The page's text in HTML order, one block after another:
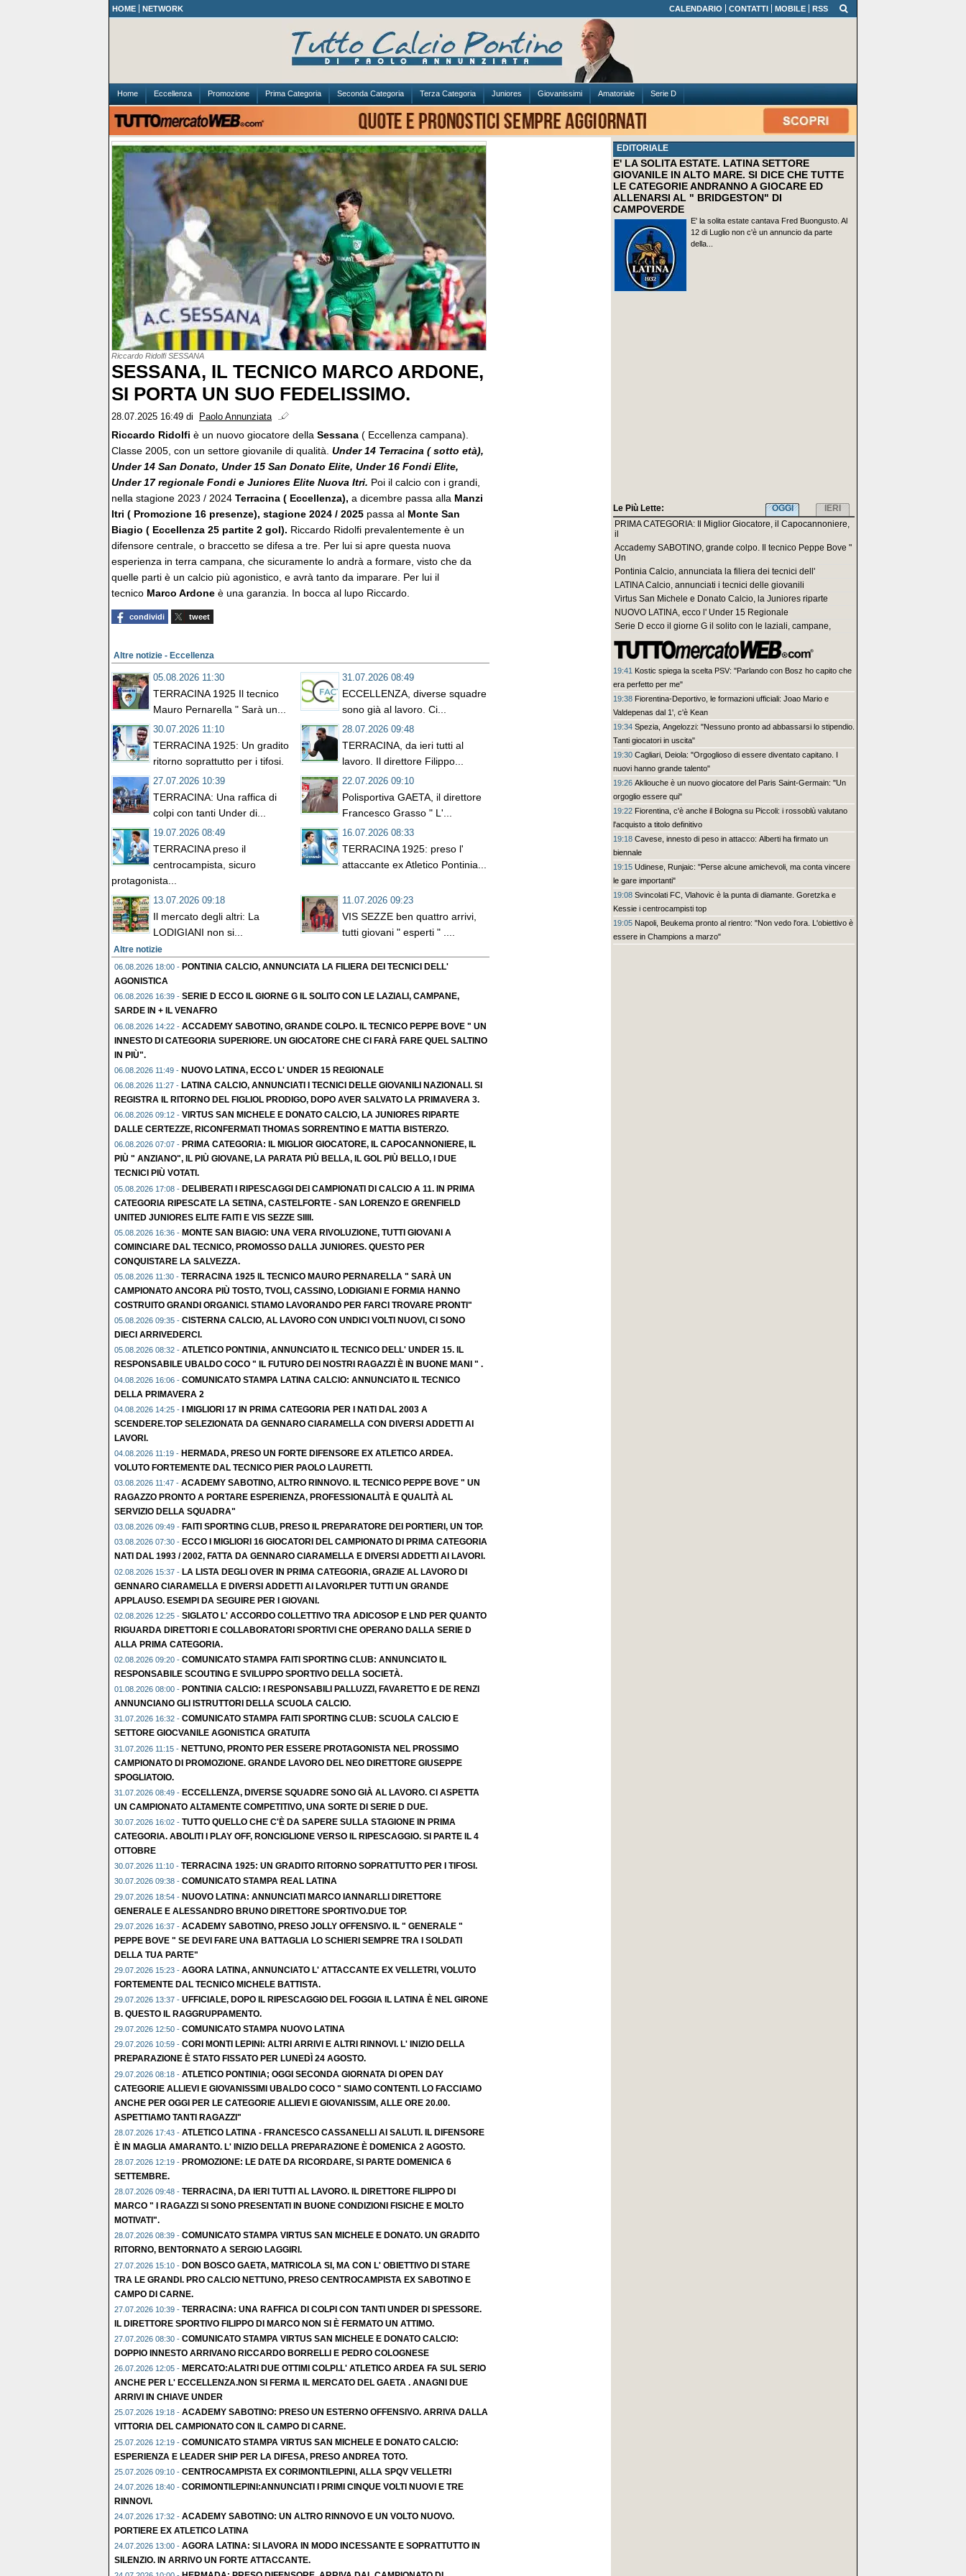
HOME NETWORK CALENDARIO CONTATTI MOBILE RSS
Home Eccellenza Promozione Prima Categoria Seconda Categoria Terza Categoria Juniores Giovanissimi Amatoriale Serie D
Riccardo Ridolfi SESSANA
SESSANA, IL TECNICO MARCO ARDONE,
SI PORTA UN SUO FEDELISSIMO.
28.07.2025 16:49 di Paolo Annunziata
Riccardo Ridolfi è un nuovo giocatore della Sessana ( Eccellenza campana).
Classe 2005, con un settore giovanile di qualità. Under 14 Terracina ( sotto età),
Under 14 San Donato, Under 15 San Donato Elite, Under 16 Fondi Elite,
Under 17 regionale Fondi e Juniores Elite Nuova Itri. Poi il calcio con i grandi,
nella stagione 2023 / 2024 Terracina ( Eccellenza), a dicembre passa alla Manzi
Itri ( Promozione 16 presenze), stagione 2024 / 2025 passa al Monte San
Biagio ( Eccellenza 25 partite 2 gol). Riccardo Ridolfi prevalentemente è un
difensore centrale, o braccetto se difesa a tre. Per lui si apre questa nuova
esperienza in terra campana, che sicuramente lo andrà a formare, visto che da
quelle parti è un calcio più agonistico, e avrà tanto da imparare. Per lui il
tecnico Marco Ardone è una garanzia. In bocca al lupo Riccardo.
condividi tweet
Altre notizie - Eccellenza
05.08.2026 11:30
TERRACINA 1925 Il tecnico
Mauro Pernarella " Sarà un...
31.07.2026 08:49
ECCELLENZA, diverse squadre
sono già al lavoro. Ci...
30.07.2026 11:10
TERRACINA 1925: Un gradito
ritorno soprattutto per i tifosi.
28.07.2026 09:48
TERRACINA, da ieri tutti al
lavoro. Il direttore Filippo...
27.07.2026 10:39
TERRACINA: Una raffica di
colpi con tanti Under di...
22.07.2026 09:10
Polisportiva GAETA, il direttore
Francesco Grasso " L'...
19.07.2026 08:49
TERRACINA preso il
centrocampista, sicuro
protagonista...
16.07.2026 08:33
TERRACINA 1925: preso l'
attaccante ex Atletico Pontinia...
13.07.2026 09:18
Il mercato degli altri: La
LODIGIANI non si...
11.07.2026 09:23
VIS SEZZE ben quattro arrivi,
tutti giovani " esperti " ....
Altre notizie
06.08.2026 18:00 - PONTINIA CALCIO, ANNUNCIATA LA FILIERA DEI TECNICI DELL'
AGONISTICA
06.08.2026 16:39 - SERIE D ECCO IL GIORNE G IL SOLITO CON LE LAZIALI, CAMPANE,
SARDE IN + IL VENAFRO
06.08.2026 14:22 - ACCADEMY SABOTINO, GRANDE COLPO. IL TECNICO PEPPE BOVE " UN
INNESTO DI CATEGORIA SUPERIORE. UN GIOCATORE CHE CI FARÀ FARE QUEL SALTINO
IN PIÙ".
06.08.2026 11:49 - NUOVO LATINA, ECCO L' UNDER 15 REGIONALE
06.08.2026 11:27 - LATINA CALCIO, ANNUNCIATI I TECNICI DELLE GIOVANILI NAZIONALI. SI
REGISTRA IL RITORNO DEL FIGLIOL PRODIGO, DOPO AVER SALVATO LA PRIMAVERA 3.
06.08.2026 09:12 - VIRTUS SAN MICHELE E DONATO CALCIO, LA JUNIORES RIPARTE
DALLE CERTEZZE, RICONFERMATI THOMAS SORRENTINO E MATTIA BISTERZO.
06.08.2026 07:07 - PRIMA CATEGORIA: IL MIGLIOR GIOCATORE, IL CAPOCANNONIERE, IL
PIÙ " ANZIANO", IL PIÙ GIOVANE, LA PARATA PIÙ BELLA, IL GOL PIÙ BELLO, I DUE
TECNICI PIÙ VOTATI.
05.08.2026 17:08 - DELIBERATI I RIPESCAGGI DEI CAMPIONATI DI CALCIO A 11. IN PRIMA
CATEGORIA RIPESCATE LA SETINA, CASTELFORTE - SAN LORENZO E GRENFIELD
UNITED JUNIORES ELITE FAITI E VIS SEZZE SIIII.
05.08.2026 16:36 - MONTE SAN BIAGIO: UNA VERA RIVOLUZIONE, TUTTI GIOVANI A
COMINCIARE DAL TECNICO, PROMOSSO DALLA JUNIORES. QUESTO PER
CONQUISTARE LA SALVEZZA.
05.08.2026 11:30 - TERRACINA 1925 IL TECNICO MAURO PERNARELLA " SARÀ UN
CAMPIONATO ANCORA PIÙ TOSTO, TVOLI, CASSINO, LODIGIANI E FORMIA HANNO
COSTRUITO GRANDI ORGANICI. STIAMO LAVORANDO PER FARCI TROVARE PRONTI"
05.08.2026 09:35 - CISTERNA CALCIO, AL LAVORO CON UNDICI VOLTI NUOVI, CI SONO
DIECI ARRIVEDERCI.
05.08.2026 08:32 - ATLETICO PONTINIA, ANNUNCIATO IL TECNICO DELL' UNDER 15. IL
RESPONSABILE UBALDO COCO " IL FUTURO DEI NOSTRI RAGAZZI È IN BUONE MANI " .
04.08.2026 16:06 - COMUNICATO STAMPA LATINA CALCIO: ANNUNCIATO IL TECNICO
DELLA PRIMAVERA 2
04.08.2026 14:25 - I MIGLIORI 17 IN PRIMA CATEGORIA PER I NATI DAL 2003 A
SCENDERE.TOP SELEZIONATA DA GENNARO CIARAMELLA CON DIVERSI ADDETTI AI
LAVORI.
04.08.2026 11:19 - HERMADA, PRESO UN FORTE DIFENSORE EX ATLETICO ARDEA.
VOLUTO FORTEMENTE DAL TECNICO PIER PAOLO LAURETTI.
03.08.2026 11:47 - ACADEMY SABOTINO, ALTRO RINNOVO. IL TECNICO PEPPE BOVE " UN
RAGAZZO PRONTO A PORTARE ESPERIENZA, PROFESSIONALITÀ E QUALITÀ AL
SERVIZIO DELLA SQUADRA"
03.08.2026 09:49 - FAITI SPORTING CLUB, PRESO IL PREPARATORE DEI PORTIERI, UN TOP.
03.08.2026 07:30 - ECCO I MIGLIORI 16 GIOCATORI DEL CAMPIONATO DI PRIMA CATEGORIA
NATI DAL 1993 / 2002, FATTA DA GENNARO CIARAMELLA E DIVERSI ADDETTI AI LAVORI.
02.08.2026 15:37 - LA LISTA DEGLI OVER IN PRIMA CATEGORIA, GRAZIE AL LAVORO DI
GENNARO CIARAMELLA E DIVERSI ADDETTI AI LAVORI.PER TUTTI UN GRANDE
APPLAUSO. ESEMPI DA SEGUIRE PER I GIOVANI.
02.08.2026 12:25 - SIGLATO L' ACCORDO COLLETTIVO TRA ADICOSOP E LND PER QUANTO
RIGUARDA DIRETTORI E COLLABORATORI SPORTIVI CHE OPERANO DALLA SERIE D
ALLA PRIMA CATEGORIA.
02.08.2026 09:20 - COMUNICATO STAMPA FAITI SPORTING CLUB: ANNUNCIATO IL
RESPONSABILE SCOUTING E SVILUPPO SPORTIVO DELLA SOCIETÀ.
01.08.2026 08:00 - PONTINIA CALCIO: I RESPONSABILI PALLUZZI, FAVARETTO E DE RENZI
ANNUNCIANO GLI ISTRUTTORI DELLA SCUOLA CALCIO.
31.07.2026 16:32 - COMUNICATO STAMPA FAITI SPORTING CLUB: SCUOLA CALCIO E
SETTORE GIOCVANILE AGONISTICA GRATUITA
31.07.2026 11:15 - NETTUNO, PRONTO PER ESSERE PROTAGONISTA NEL PROSSIMO
CAMPIONATO DI PROMOZIONE. GRANDE LAVORO DEL NEO DIRETTORE GIUSEPPE
SPOGLIATOIO.
31.07.2026 08:49 - ECCELLENZA, DIVERSE SQUADRE SONO GIÀ AL LAVORO. CI ASPETTA
UN CAMPIONATO ALTAMENTE COMPETITIVO, UNA SORTE DI SERIE D DUE.
30.07.2026 16:02 - TUTTO QUELLO CHE C'È DA SAPERE SULLA STAGIONE IN PRIMA
CATEGORIA. ABOLITI I PLAY OFF, RONCIGLIONE VERSO IL RIPESCAGGIO. SI PARTE IL 4
OTTOBRE
30.07.2026 11:10 - TERRACINA 1925: UN GRADITO RITORNO SOPRATTUTTO PER I TIFOSI.
30.07.2026 09:38 - COMUNICATO STAMPA REAL LATINA
29.07.2026 18:54 - NUOVO LATINA: ANNUNCIATI MARCO IANNARLLI DIRETTORE
GENERALE E ALESSANDRO BRUNO DIRETTORE SPORTIVO.DUE TOP.
29.07.2026 16:37 - ACADEMY SABOTINO, PRESO JOLLY OFFENSIVO. IL " GENERALE "
PEPPE BOVE " SE DEVI FARE UNA BATTAGLIA LO SCHIERI SEMPRE TRA I SOLDATI
DELLA TUA PARTE"
29.07.2026 15:23 - AGORA LATINA, ANNUNCIATO L' ATTACCANTE EX VELLETRI, VOLUTO
FORTEMENTE DAL TECNICO MICHELE BATTISTA.
29.07.2026 13:37 - UFFICIALE, DOPO IL RIPESCAGGIO DEL FOGGIA IL LATINA È NEL GIRONE
B. QUESTO IL RAGGRUPPAMENTO.
29.07.2026 12:50 - COMUNICATO STAMPA NUOVO LATINA
29.07.2026 10:59 - CORI MONTI LEPINI: ALTRI ARRIVI E ALTRI RINNOVI. L' INIZIO DELLA
PREPARAZIONE È STATO FISSATO PER LUNEDÌ 24 AGOSTO.
29.07.2026 08:18 - ATLETICO PONTINIA; OGGI SECONDA GIORNATA DI OPEN DAY
CATEGORIE ALLIEVI E GIOVANISSIMI UBALDO COCO " SIAMO CONTENTI. LO FACCIAMO
ANCHE PER OGGI PER LE CATEGORIE ALLIEVI E GIOVANISSIM, ALLE ORE 20.00.
ASPETTIAMO TANTI RAGAZZI"
28.07.2026 17:43 - ATLETICO LATINA - FRANCESCO CASSANELLI AI SALUTI. IL DIFENSORE
È IN MAGLIA AMARANTO. L' INIZIO DELLA PREPARAZIONE È DOMENICA 2 AGOSTO.
28.07.2026 12:19 - PROMOZIONE: LE DATE DA RICORDARE, SI PARTE DOMENICA 6
SETTEMBRE.
28.07.2026 09:48 - TERRACINA, DA IERI TUTTI AL LAVORO. IL DIRETTORE FILIPPO DI
MARCO " I RAGAZZI SI SONO PRESENTATI IN BUONE CONDIZIONI FISICHE E MOLTO
MOTIVATI".
28.07.2026 08:39 - COMUNICATO STAMPA VIRTUS SAN MICHELE E DONATO. UN GRADITO
RITORNO, BENTORNATO A SERGIO LAGGIRI.
27.07.2026 15:10 - DON BOSCO GAETA, MATRICOLA SI, MA CON L' OBIETTIVO DI STARE
TRA LE GRANDI. PRO CALCIO NETTUNO, PRESO CENTROCAMPISTA EX SABOTINO E
CAMPO DI CARNE.
27.07.2026 10:39 - TERRACINA: UNA RAFFICA DI COLPI CON TANTI UNDER DI SPESSORE.
IL DIRETTORE SPORTIVO FILIPPO DI MARCO NON SI È FERMATO UN ATTIMO.
27.07.2026 08:30 - COMUNICATO STAMPA VIRTUS SAN MICHELE E DONATO CALCIO:
DOPPIO INNESTO ARRIVANO RICCARDO BORRELLI E PEDRO COLOGNESE
26.07.2026 12:05 - MERCATO:ALATRI DUE OTTIMI COLPI.L' ATLETICO ARDEA FA SUL SERIO
ANCHE PER L' ECCELLENZA.NON SI FERMA IL MERCATO DEL GAETA . ANAGNI DUE
ARRIVI IN CHIAVE UNDER
25.07.2026 19:18 - ACADEMY SABOTINO: PRESO UN ESTERNO OFFENSIVO. ARRIVA DALLA
VITTORIA DEL CAMPIONATO CON IL CAMPO DI CARNE.
25.07.2026 12:19 - COMUNICATO STAMPA VIRTUS SAN MICHELE E DONATO CALCIO:
ESPERIENZA E LEADER SHIP PER LA DIFESA, PRESO ANDREA TOTO.
25.07.2026 09:10 - CENTROCAMPISTA EX CORIMONTILEPINI, ALLA SPQV VELLETRI
24.07.2026 18:40 - CORIMONTILEPINI:ANNUNCIATI I PRIMI CINQUE VOLTI NUOVI E TRE
RINNOVI.
24.07.2026 17:32 - ACADEMY SABOTINO: UN ALTRO RINNOVO E UN VOLTO NUOVO.
PORTIERE EX ATLETICO LATINA
24.07.2026 13:00 - AGORA LATINA: SI LAVORA IN MODO INCESSANTE E SOPRATTUTTO IN
SILENZIO. IN ARRIVO UN FORTE ATTACCANTE.
EDITORIALE
E' LA SOLITA ESTATE. LATINA SETTORE
GIOVANILE IN ALTO MARE. SI DICE CHE TUTTE
LE CATEGORIE ANDRANNO A GIOCARE ED
ALLENARSI AL " BRIDGESTON" DI
CAMPOVERDE
E' la solita estate cantava Fred Buongusto. Al
12 di Luglio non c'è un annuncio da parte
della...
Le Più Lette: IERI
OGGI
PRIMA CATEGORIA: Il Miglior Giocatore, il Capocannoniere,
il
Accademy SABOTINO, grande colpo. Il tecnico Peppe Bove "
Un
Pontinia Calcio, annunciata la filiera dei tecnici dell'
LATINA Calcio, annunciati i tecnici delle giovanili
Virtus San Michele e Donato Calcio, la Juniores riparte
NUOVO LATINA, ecco l' Under 15 Regionale
Serie D ecco il giorne G il solito con le laziali, campane,
19:41 Kostic spiega la scelta PSV: "Parlando con Bosz ho capito che
era perfetto per me"
19:38 Fiorentina-Deportivo, le formazioni ufficiali: Joao Mario e
Valdepenas dal 1', c'è Kean
19:34 Spezia, Angelozzi: "Nessuno pronto ad abbassarsi lo stipendio.
Tanti giocatori in uscita"
19:30 Cagliari, Deiola: "Orgoglioso di essere diventato capitano. I
nuovi hanno grande talento"
19:26 Akliouche è un nuovo giocatore del Paris Saint-Germain: "Un
orgoglio essere qui"
19:22 Fiorentina, c'è anche il Bologna su Piccoli: i rossoblù valutano
l'acquisto a titolo definitivo
19:18 Cavese, innesto di peso in attacco: Alberti ha firmato un
biennale
19:15 Udinese, Runjaic: "Perse alcune amichevoli, ma conta vincere
le gare importanti"
19:08 Svincolati FC, Vlahovic è la punta di diamante. Goretzka e
Kessie i centrocampisti top
19:05 Napoli, Beukema pronto al rientro: "Non vedo l'ora. L'obiettivo è
essere in Champions a marzo"